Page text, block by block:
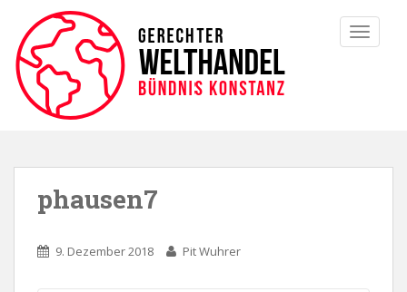
phausen7
9. Dezember 2018 Pit Wuhrer